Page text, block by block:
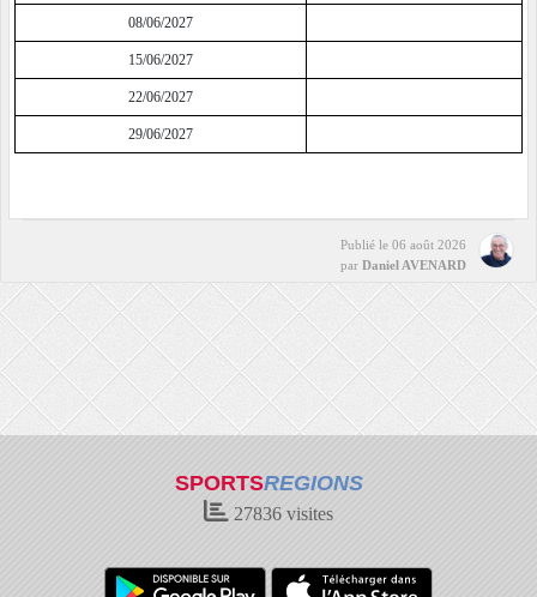
08/06/2027
15/06/2027
22/06/2027
29/06/2027
Publié le 06 août 2026
par Daniel AVENARD
SPORTSREGIONS
27836 visites